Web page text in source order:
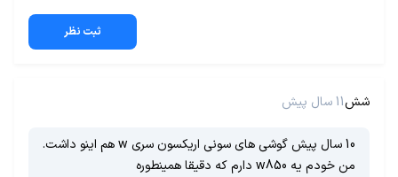
ثبت نظر
شش11 سال پیش
10 سال پیش گوشی های سونی اریکسون سری w هم اینو داشت.
من خودم یه w850 دارم که دقیقا همینطوره